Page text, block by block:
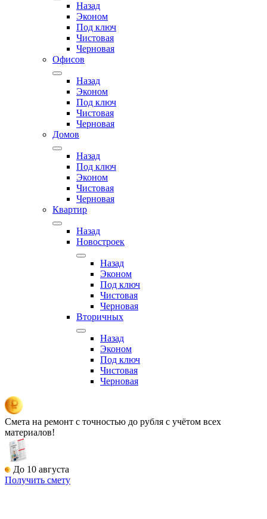
Назад
Эконом
Под ключ
Чистовая
Черновая
Офисов
Назад
Эконом
Под ключ
Чистовая
Черновая
Домов
Назад
Под ключ
Эконом
Чистовая
Черновая
Квартир
Назад
Новостроек
Назад
Эконом
Под ключ
Чистовая
Черновая
Вторичных
Назад
Эконом
Под ключ
Чистовая
Черновая
Смета на ремонт с точностью до рубля с учётом всех
материалов!
До 10 августа
Получить смету